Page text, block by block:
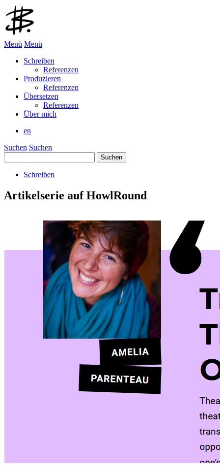
Menü Menü
Schreiben
Referenzen
Produzieren
Referenzen
Übersetzen
Referenzen
Über mich
en
Suchen Suchen
nach:
Schreiben
Artikelserie auf HowlRound